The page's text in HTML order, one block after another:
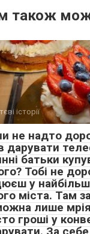
також
історії
не надто
дарувати
батьки
Тобі не
у
міста. Там
лише
гроші у